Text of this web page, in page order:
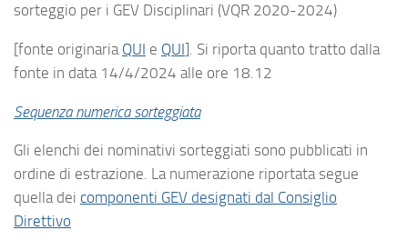
sorteggio per i GEV Disciplinari (VQR 2020-2024)
[fonte originaria QUI e QUI]. Si riporta quanto tratto dalla
fonte in data 14/4/2024 alle ore 18.12
Sequenza numerica sorteggiata
Gli elenchi dei nominativi sorteggiati sono pubblicati in
ordine di estrazione. La numerazione riportata segue
quella dei componenti GEV designati dal Consiglio
Direttivo